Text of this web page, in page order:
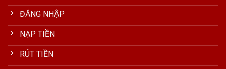
ĐĂNG NHẬP
NẠP TIỀN
RÚT TIỀN